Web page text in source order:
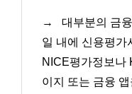
→
대부분의 금
일 내에 신용평가
NICE평가정보나
이지 또는 금융